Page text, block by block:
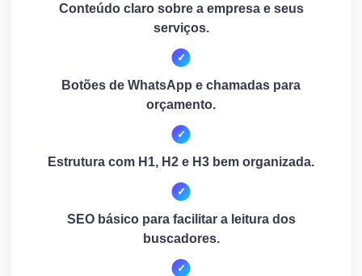
Conteúdo claro sobre a empresa e seus
serviços.
Botões de WhatsApp e chamadas para
orçamento.
Estrutura com H1, H2 e H3 bem organizada.
SEO básico para facilitar a leitura dos
buscadores.